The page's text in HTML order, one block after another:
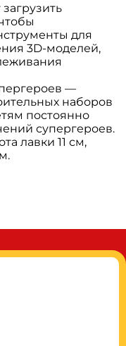
для
3D-моделей,
—
наборов
постоянно
супергероев.
лавки 11 см,